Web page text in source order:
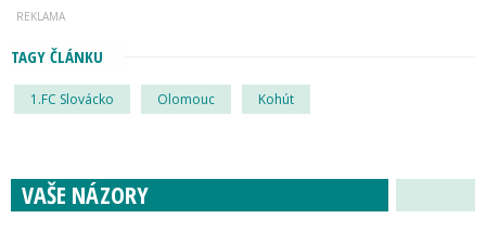
TAGY ČLÁNKU
1.FC Slovácko Olomouc Kohút
VAŠE NÁZORY